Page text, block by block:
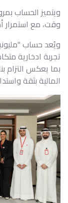
ويتميز الحساب
وقت، مع استمرار
ويُعد حساب
تجربة ادخارية
بما يعكس التزام
المالية بثقة